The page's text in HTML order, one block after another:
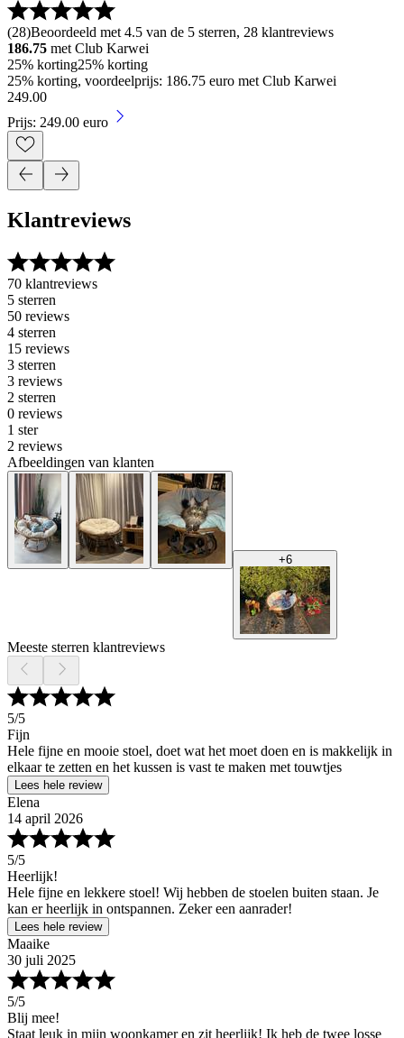
(28)Beoordeeld met 4.5 van de 5 sterren, 28 klantreviews
186.75 met Club Karwei
25% korting25% korting
25% korting, voordeelprijs: 186.75 euro met Club Karwei
249.00
Prijs: 249.00 euro
Klantreviews
70 klantreviews
5 sterren
50 reviews
4 sterren
15 reviews
3 sterren
3 reviews
2 sterren
0 reviews
1 ster
2 reviews
Afbeeldingen van klanten
+6
Meeste sterren klantreviews
5/5
Fijn
Hele fijne en mooie stoel, doet wat het moet doen en is makkelijk in
elkaar te zetten en het kussen is vast te maken met touwtjes
Lees hele review
Elena
14 april 2026
5/5
Heerlijk!
Hele fijne en lekkere stoel! Wij hebben de stoelen buiten staan. Je
kan er heerlijk in ontspannen. Zeker een aanrader!
Lees hele review
Maaike
30 juli 2025
5/5
Blij mee!
Staat leuk in mijn woonkamer en zit heerlijk! Ik heb de twee losse